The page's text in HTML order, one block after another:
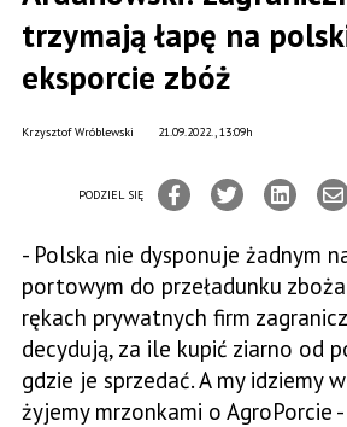
trzymają łapę na
eksporcie zbóż
21.09.2022., 13:09h
Krzysztof Wróblewski
PODZIEL SIĘ
- Polska nie dysponuje żadnym
portowym do przeładunku
rękach prywatnych firm
decydują, za ile kupić ziarno od
gdzie je sprzedać. A my idziemy
żyjemy mrzonkami o AgroPorcie